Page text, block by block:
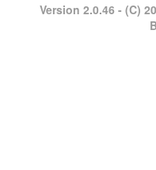
Version 2.0.46 - (C)